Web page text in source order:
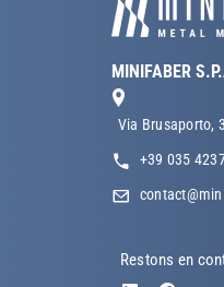
MINIFABER
Via Brusaporto,
+39 035
Restons en